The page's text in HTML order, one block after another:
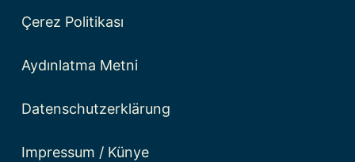
Çerez Politikası
Aydınlatma Metni
Datenschutzerklärung
Impressum / Künye